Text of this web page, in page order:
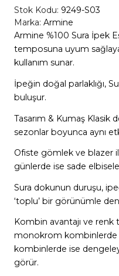
Stok Kodu: 9249-S03
Marka: Armine
Armine %100 Sura İpek
temposuna uyum
kullanım sunar.
İpeğin doğal parlaklığı,
buluşur.
Tasarım & Kumaş Klasik
sezonlar boyunca aynı
Ofiste gömlek ve blazer
günlerde ise sade
Sura dokunun duruşu,
‘toplu’ bir görünümle
Kombin avantajı ve
monokrom kombinlerde
kombinlerde ise
görür.